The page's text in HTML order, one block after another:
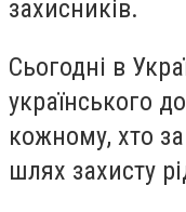
захисників.
Сьогодні в
українського
кожному, хто
шлях захисту